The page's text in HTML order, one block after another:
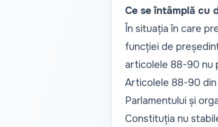
Ce se întâmplă cu
În situația în care
funcției de
articolele 88-90 nu
Articolele 88-90 din
Parlamentului și
Constituția nu